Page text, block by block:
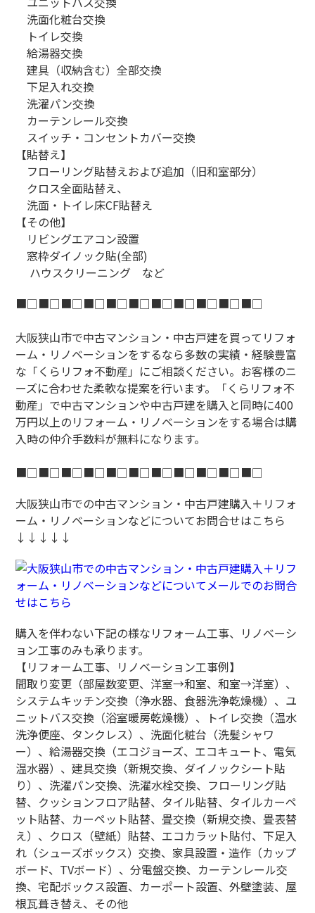
洗面化粧台交換
トイレ交換
給湯器交換
建具（収納含む）全部交換
下足入れ交換
洗濯パン交換
カーテンレール交換
スイッチ・コンセントカバー交換
【貼替え】
フローリング貼替えおよび追加（旧和室部分）
クロス全面貼替え、
洗面・トイレ床CF貼替え
【その他】
リビングエアコン設置
窓枠ダイノック貼(全部)
ハウスクリーニング など
■□■□■□■□■□■□■□■□■□■□■□
大阪狭山市で中古マンション・中古戸建を買ってリフォ
ーム・リノベーションをするなら多数の実績・経験豊富
な「くらリフォ不動産」にご相談ください。お客様のニ
ーズに合わせた柔軟な提案を行います。「くらリフォ不
動産」で中古マンションや中古戸建を購入と同時に400
万円以上のリフォーム・リノベーションをする場合は購
入時の仲介手数料が無料になります。
■□■□■□■□■□■□■□■□■□■□■□
大阪狭山市での中古マンション・中古戸建購入＋リフォ
ーム・リノベーションなどについてお問合せはこちら
↓↓↓↓↓
購入を伴わない下記の様なリフォーム工事、リノベーシ
ョン工事のみも承ります。
【リフォーム工事、リノベーション工事例】
間取り変更（部屋数変更、洋室→和室、和室→洋室）、
システムキッチン交換（浄水器、食器洗浄乾燥機）、ユ
ニットバス交換（浴室暖房乾燥機）、トイレ交換（温水
洗浄便座、タンクレス）、洗面化粧台（洗髪シャワ
ー）、給湯器交換（エコジョーズ、エコキュート、電気
温水器）、建具交換（新規交換、ダイノックシート貼
り）、洗濯パン交換、洗濯水栓交換、フローリング貼
替、クッションフロア貼替、タイル貼替、タイルカーペ
ット貼替、カーペット貼替、畳交換（新規交換、畳表替
え）、クロス（壁紙）貼替、エコカラット貼付、下足入
れ（シューズボックス）交換、家具設置・造作（カップ
ボード、 TVボード）、分電盤交換、カーテンレール交
換、宅配ボックス設置、カーポート設置、外壁塗装、屋
根瓦葺き替え、その他